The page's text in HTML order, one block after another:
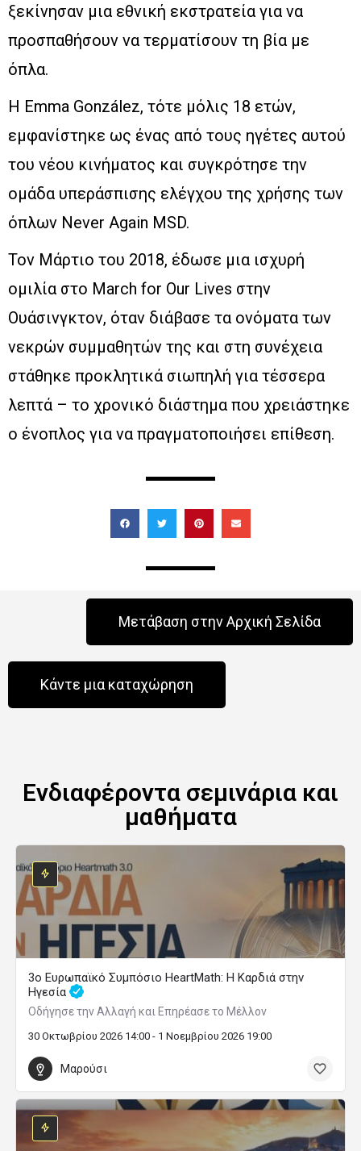
ξεκίνησαν μια εθνική εκστρατεία για να
προσπαθήσουν να τερματίσουν τη βία με
όπλα.
Η Emma González, τότε μόλις 18 ετών,
εμφανίστηκε ως ένας από τους ηγέτες αυτού
του νέου κινήματος και συγκρότησε την
ομάδα υπεράσπισης ελέγχου της χρήσης των
όπλων Never Again MSD.
Τον Μάρτιο του 2018, έδωσε μια ισχυρή
ομιλία στο March for Our Lives στην
Ουάσινγκτον, όταν διάβασε τα ονόματα των
νεκρών συμμαθητών της και στη συνέχεια
στάθηκε προκλητικά σιωπηλή για τέσσερα
λεπτά – το χρονικό διάστημα που χρειάστηκε
ο ένοπλος για να πραγματοποιήσει επίθεση.
Μετάβαση στην Αρχική Σελίδα
Κάντε μια καταχώρηση
Ενδιαφέροντα σεμινάρια και
μαθήματα
3ο Ευρωπαϊκό Συμπόσιο HeartMath: Η Καρδιά στην
Ηγεσία
Οδήγησε την Αλλαγή και Επηρέασε το Μέλλον
30 Οκτωβρίου 2026 14:00 - 1 Νοεμβρίου 2026 19:00
Μαρούσι